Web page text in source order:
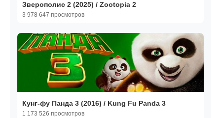
Зверополис 2 (2025) / Zootopia 2
3 978 647 просмотров
Кунг-фу Панда 3 (2016) / Kung Fu Panda 3
1 173 526 просмотров